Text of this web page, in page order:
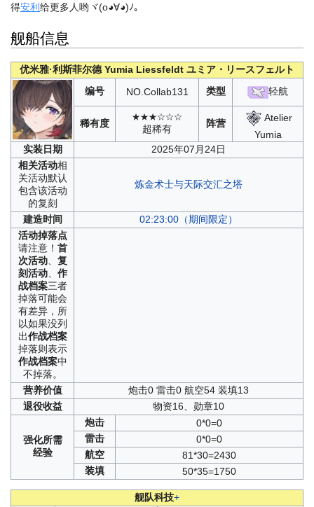
得安利 给更多人哟ヾ(o◕∀◕)ﾉ。
舰船信息
优米雅·利斯菲尔德 Yumia Liessfeldt ユミア・リースフェルト
编号
NO.Collab131 类型 轻航
稀有度
★★★☆☆☆
超稀有 阵营
Atelier
Yumia
实装日期
2025年07月24日
相关活动相
关活动默认
包含该活动
的复刻
炼金术士与天际交汇之塔
建造时间
02:23:00（期间限定）
活动掉落点
请注意！ 首
次活动、 复
刻活动、 作
战档案三者
掉落可能会
有差异，所
以如果没列
出作战档案
掉落则表示
作战档案中
不掉落。
营养价值
炮击0 雷击0 航空54 装填13
退役收益 物资16、勋章10
强化所需
经验
炮击
0*0=0
雷击
0*0=0
航空
81*30=2430
装填
50*35=1750
舰队科技+